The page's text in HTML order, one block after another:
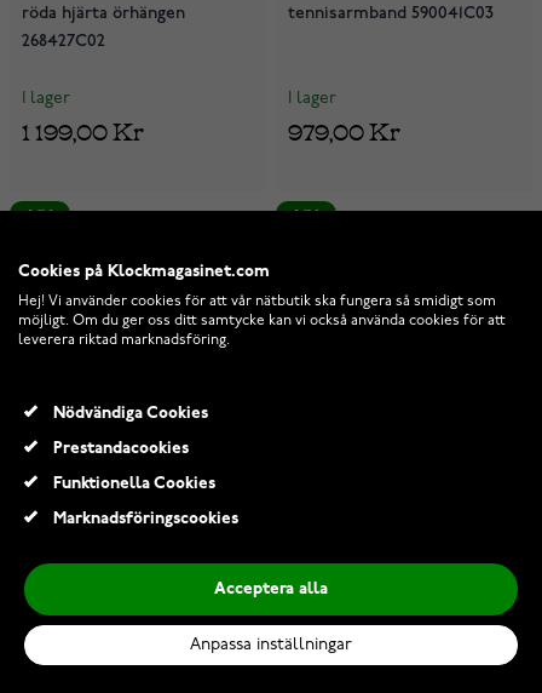
röda hjärta örhängen
268427C02
I lager
1 199,00 Kr
tennisarmband 590041C03
I lager
979,00 Kr
Pandora Timeless svart
rosett ring 193510C03
Cookies på Klockmagasinet.com
Hej! Vi använder cookies för att vår nätbutik ska fungera så smidigt som
möjligt. Om du ger oss ditt samtycke kan vi också använda cookies för att
leverera riktad marknadsföring.
Nödvändiga Cookies
Prestandacookies
Funktionella Cookies
Marknadsföringscookies
Acceptera alla
Anpassa inställningar